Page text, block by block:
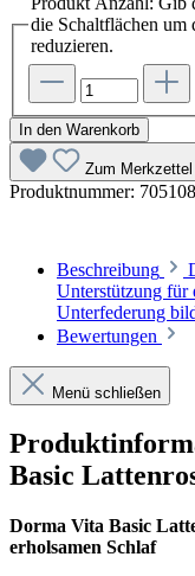
die Schaltflächen um
reduzieren.
In den Warenkorb
Zum
Produktnummer:
Beschreibung
Unterstützung für
Unterfederung
Bewertungen
Menü schließen
Basic
Dorma Vita Basic
erholsamen Schlaf